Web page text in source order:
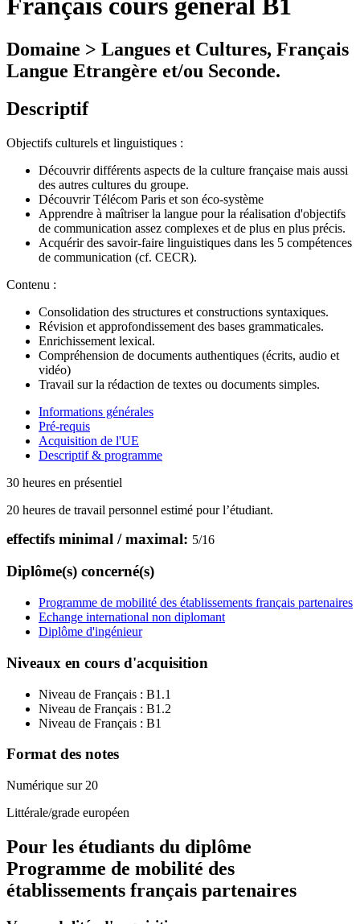
Français cours général B1
Domaine > Langues et Cultures, Français
Langue Etrangère et/ou Seconde.
Descriptif
Objectifs culturels et linguistiques :
Découvrir différents aspects de la culture française mais aussi
des autres cultures du groupe.
Découvrir Télécom Paris et son éco-système
Apprendre à maîtriser la langue pour la réalisation d'objectifs
de communication assez complexes et de plus en plus précis.
Acquérir des savoir-faire linguistiques dans les 5 compétences
de communication (cf. CECR).
Contenu :
Consolidation des structures et constructions syntaxiques.
Révision et approfondissement des bases grammaticales.
Enrichissement lexical.
Compréhension de documents authentiques (écrits, audio et
vidéo)
Travail sur la rédaction de textes ou documents simples.
Informations générales
Pré-requis
Acquisition de l'UE
Descriptif & programme
30 heures en présentiel
20 heures de travail personnel estimé pour l’étudiant.
effectifs minimal / maximal: 5/16
Diplôme(s) concerné(s)
Programme de mobilité des établissements français partenaires
Echange international non diplomant
Diplôme d'ingénieur
Niveaux en cours d'acquisition
Niveau de Français : B1.1
Niveau de Français : B1.2
Niveau de Français : B1
Format des notes
Numérique sur 20
Littérale/grade européen
Pour les étudiants du diplôme
Programme de mobilité des
établissements français partenaires